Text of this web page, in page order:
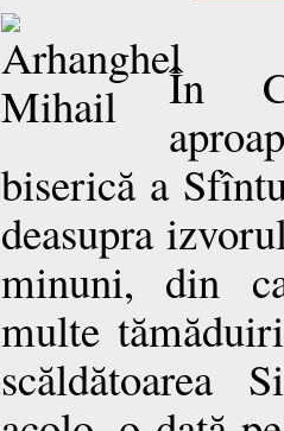
În
biserică a
deasupra
minuni, din
multe
scăldătoarea